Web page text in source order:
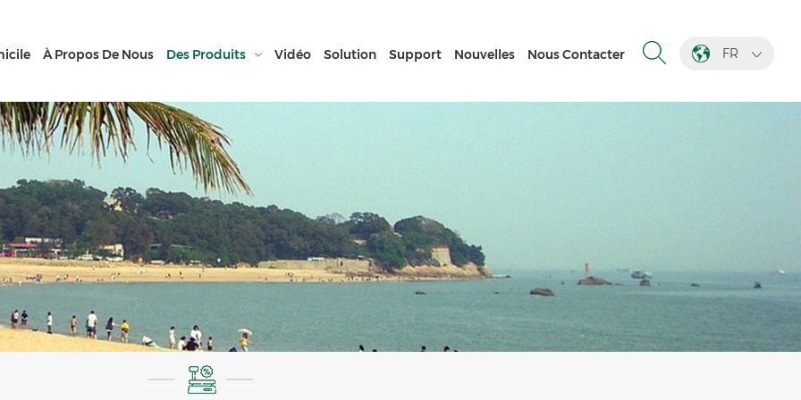
FR
À Propos De Nous Des Produits Vidéo Solution Support Nouvelles Nous Contacter